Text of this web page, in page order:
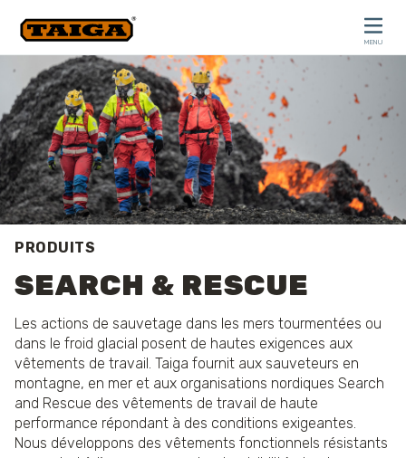
MENU
PRODUITS
SEARCH & RESCUE
Les actions de sauvetage dans les mers tourmentées ou
dans le froid glacial posent de hautes exigences aux
vêtements de travail. Taiga fournit aux sauveteurs en
montagne, en mer et aux organisations nordiques Search
and Rescue des vêtements de travail de haute
performance répondant à des conditions exigeantes.
Nous développons des vêtements fonctionnels résistants